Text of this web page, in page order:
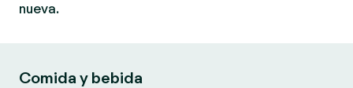
nueva.
Comida y bebida